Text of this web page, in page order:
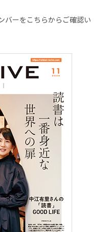
バーをこちらからご確認い